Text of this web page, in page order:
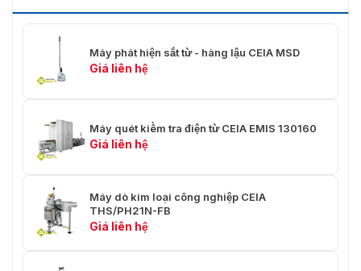
với mỗi mô hình của đơn vị sử dụng
Tuân thủ các yêu cầu của luật pháp quốc tế NIJ-
0602.02
Hiện sản phẩm máy kiểm tra thư và bưu kiện nhỏ CEIA
EMIS MAIL đã có mặt tại công ty VietnamSmart. Quý
khách hàng có thể lựa chọn đặt hàng cùng nhiều
khách sẽ nhận thêm các voucher giảm giá cho lần mua
tiếp theo của sản phẩm:
Thiết bị EMIS-Mail được thiết kế để sử dụng trong: Tòa
quyền, cơ sở hạ tầng quan trọng, phòng thư của các
Máy phát hiện sắt từ - hàng lậu CEIA MSD
Giá liên hệ
Máy quét kiểm tra điện từ CEIA EMIS 130160
Giá liên hệ
Máy dò kim loại công nghiệp CEIA
THS/PH21N-FB
Giá liên hệ